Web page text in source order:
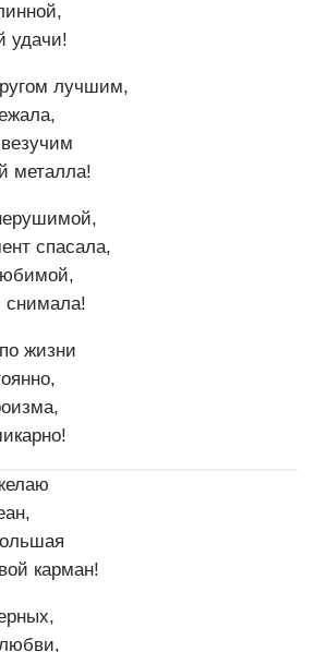
удачи!
лучшим,
металла!
спасала,
снимала!
жизни
карман!